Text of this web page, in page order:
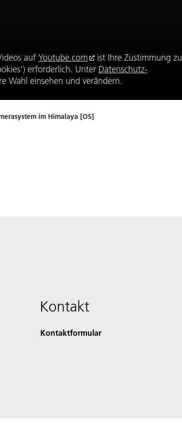
auf Youtube.com
ist Ihre Zustimmung
erforderlich. Unter Datenschutz-
Wahl einsehen und verändern.
im Himalaya [OS]
Kontakt
Kontaktformular